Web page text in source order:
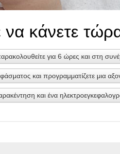
να κάνετε
για 6 ώρες και στη
φάσματος και προγραμματίζετε μια
και ένα